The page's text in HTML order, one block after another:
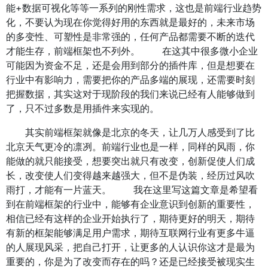
能+数据可视化等等一系列的刚性需求，这也是前端行业趋势
化，不要认为现在你觉得好用的东西就是最好的，未来市场
的多变性、可塑性是非常强的，任何产品都需要不断的迭代
才能生存，前端框架也不列外。 在这其中很多微小企业
可能因为资金不足，还是会用到部分的插件库，但是想要在
行业中有影响力，需要把你的产品多端的展现，还需要时刻
把握数据，其实这对于现阶段的我们来说已经有人能够做到
了，只不过多数是用插件来实现的。
其实前端框架就像是北京的冬天，让几万人感受到了比
北京天气更冷的凛冽。前端行业也是一样，同样的风雨，你
能做的就只能接受，想要突出就只有改变，创新促使人们成
长，改变使人们变得越来越强大，但不是伪装，经历过风吹
雨打，才能有一片蓝天。 我在这里写这篇文章是希望看
到在前端框架的行业中，能够有企业意识到创新的重要性，
相信已经有这样的企业开始执行了，期待更好的明天，期待
有新的框架能够满足用户需求，期待互联网行业有更多牛逼
的人展现风采，把自己打开，让更多的人认识你这才是最为
重要的，你是为了改变而存在的吗？还是已经接受被现实生